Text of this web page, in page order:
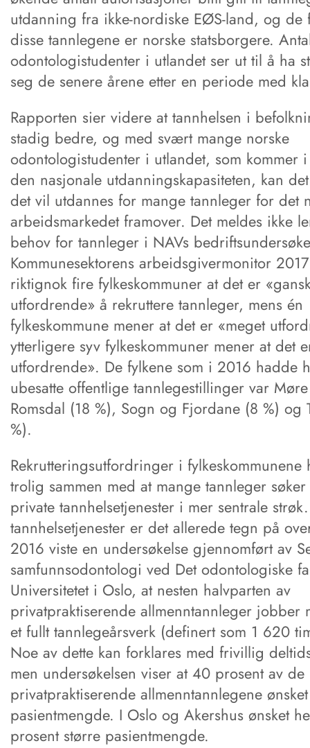
utdanning fra ikke-nordiske EØS-land, og de
disse tannlegene er norske statsborgere.
odontologistudenter i utlandet ser ut til å ha
seg de senere årene etter en periode med
Rapporten sier videre at tannhelsen i
stadig bedre, og med svært mange norske
odontologistudenter i utlandet, som kommer
den nasjonale utdanningskapasiteten, kan
det vil utdannes for mange tannleger for det
arbeidsmarkedet framover. Det meldes ikke
behov for tannleger i NAVs
Kommunesektorens arbeidsgivermonitor
riktignok fire fylkeskommuner at det er
utfordrende» å rekruttere tannleger, mens én
fylkeskommune mener at det er «meget
ytterligere syv fylkeskommuner mener at det
utfordrende». De fylkene som i 2016 hadde
ubesatte offentlige tannlegestillinger var
Romsdal (18 %), Sogn og Fjordane (8 %) og
%).
Rekrutteringsutfordringer i fylkeskommunene
trolig sammen med at mange tannleger
private tannhelsetjenester i mer sentrale
tannhelsetjenester er det allerede tegn på
2016 viste en undersøkelse gjennomført av
samfunnsodontologi ved Det odontologiske
Universitetet i Oslo, at nesten halvparten av
privatpraktiserende allmenntannleger jobber
et fullt tannlegeårsverk (definert som 1 620
Noe av dette kan forklares med frivillig
men undersøkelsen viser at 40 prosent av de
privatpraktiserende allmenntannlegene
pasientmengde. I Oslo og Akershus ønsket
prosent større pasientmengde.